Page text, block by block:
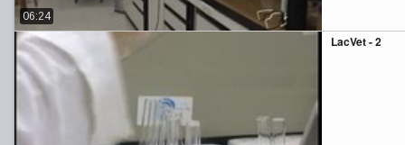
06:24
LacVet - 2